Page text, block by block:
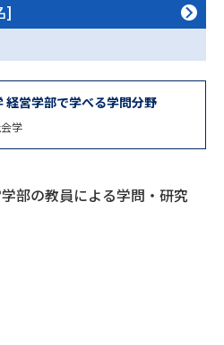
大学入学共通テスト「受験案
内」の請求
べる
]
経営学部で学べる学問分野
学
部の教員による学問・研究